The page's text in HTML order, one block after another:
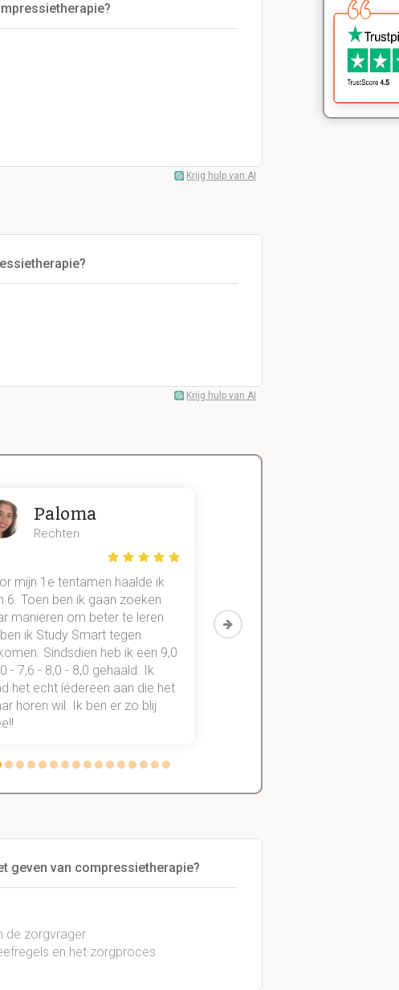
Krijg hulp van AI
Krijg hulp van AI
Paloma
Rechten
mijn 1e tentamen haalde ik
6. Toen ben ik gaan zoeken
manieren om beter te leren
ik Study Smart tegen
Sindsdien heb ik een 9,0
- 7,6 - 8,0 - 8,0 gehaald. Ik
het echt íédereen aan die het
horen wil. Ik ben er zo blij
vakken. Sinds ik mijn
aantekeningen digitaal maak in
geven van compressietherapie?
de zorgvrager
en het zorgproces